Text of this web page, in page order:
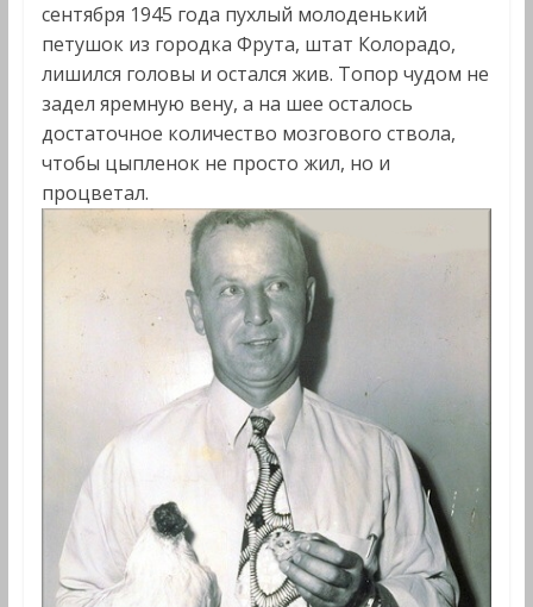
сентября 1945 года пухлый молоденький
петушок из городка Фрута, штат Колорадо,
лишился головы и остался жив. Топор чудом не
задел яремную вену, а на шее осталось
достаточ­ное количество мозгового ствола,
чтобы цыпленок не просто жил, но и
процветал.